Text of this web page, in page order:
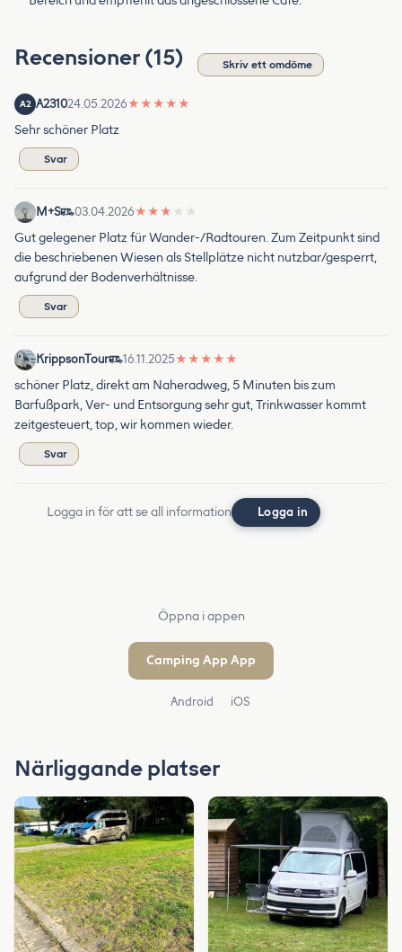
Recensioner (15) Skriv ett omdöme
A2 A231024.05.2026★ ★ ★ ★ ★
Sehr schöner Platz
Svar
M+S 03.04.2026★ ★ ★ ★ ★
Gut gelegener Platz für Wander-/Radtouren. Zum Zeitpunkt sind
die beschriebenen Wiesen als Stellplätze nicht nutzbar/gesperrt,
aufgrund der Bodenverhältnisse.
Svar
KrippsonTour 16.11.2025★ ★ ★ ★ ★
schöner Platz, direkt am Naheradweg, 5 Minuten bis zum
Barfußpark, Ver- und Entsorgung sehr gut, Trinkwasser kommt
zeitgesteuert, top, wir kommen wieder.
Svar
Logga in för att se all information Logga in
Öppna i appen
Camping App App
Android iOS
Närliggande platser